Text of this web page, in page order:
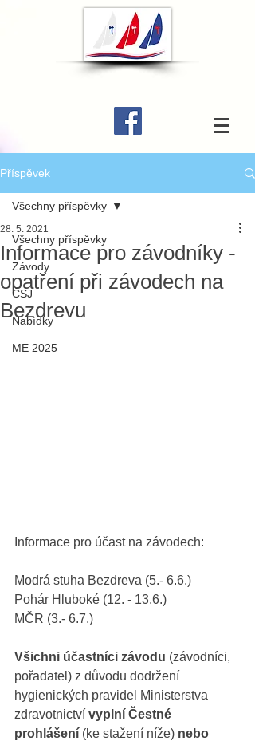
Příspěvek
Všechny příspěvky
Závody
ČSJ
Nabídky
ME 2025
Všechny příspěvky
Informace pro závodníky -
opatření při závodech na
Bezdrevu
28. 5. 2021
Informace pro účast na závodech:
Modrá stuha Bezdreva (5.- 6.6.)
Pohár Hluboké (12. - 13.6.)
MČR (3.- 6.7.)
Všichni účastníci závodu (závodníci,
pořadatel) z důvodu dodržení
hygienických pravidel Ministerstva
zdravotnictví vyplní Čestné
prohlášení (ke stažení níže) nebo